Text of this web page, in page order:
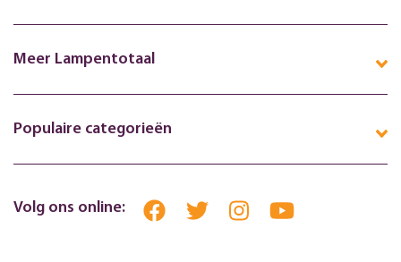
Meer Lampentotaal
Populaire categorieën
Volg ons online: